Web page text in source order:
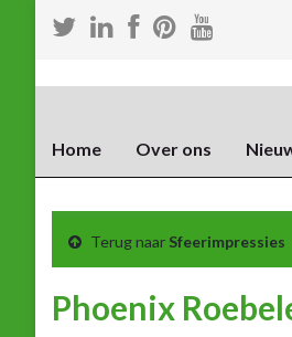
Home Over ons
Terug naar Sfeerimpressies
Phoenix